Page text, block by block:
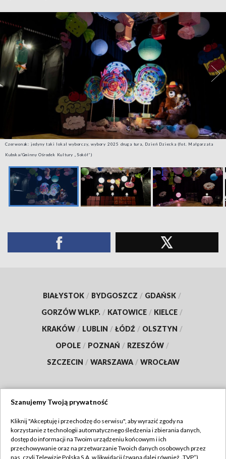
Czerwonak: jedyny taki lokal wyborczy, wybory 2025 druga tura, Dzień Dziecka (fot. Małgorzata
Kubska/Gminny Ośrodek Kultury „Sokół”)
BIAŁYSTOK / BYDGOSZCZ / GDAŃSK /
GORZÓW WLKP. / KATOWICE / KIELCE /
KRAKÓW / LUBLIN / ŁÓDŹ / OLSZTYN /
OPOLE / POZNAŃ / RZESZÓW /
SZCZECIN / WARSZAWA / WROCŁAW
TVP
Abonament TVP
Regulamin TVP
Szanujemy Twoją prywatność
Kliknij "Akceptuję i przechodzę do serwisu", aby wyrazić zgody na
korzystanie z technologii automatycznego śledzenia i zbierania danych,
dostęp do informacji na Twoim urządzeniu końcowym i ich
przechowywanie oraz na przetwarzanie Twoich danych osobowych przez
nas, czyli Telewizję Polską S.A. w likwidacji (zwaną dalej również „TVP”),